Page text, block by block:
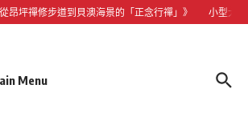
坪禪修步道到貝澳海景的「正念行禪」》 小型犬心
Menu